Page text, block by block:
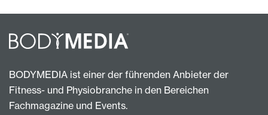
BODYMEDIA ist einer der führenden Anbieter der
Fitness- und Physiobranche in den Bereichen
Fachmagazine und Events.